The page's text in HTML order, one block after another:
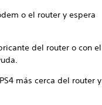
o el router y espera
del router o con el
más cerca del router y